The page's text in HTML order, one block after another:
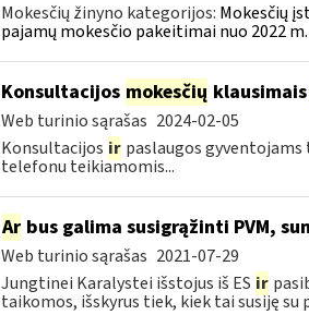
Mokesčių žinyno kategorijos: Mokesčių
pajamų mokesčio pakeitimai nuo 2022 m.
Konsultacijos mokesčių klausimais
Web turinio sąrašas 2024-02-05
Konsultacijos ir paslaugos
telefonu teikiamomis...
Arbus galima susigrąžinti PVM,
Web turinio sąrašas 2021-07-29
Jungtinei Karalystei išstojus iš ES ir
taikomos, išskyrus tiek, kiek tai susiję su